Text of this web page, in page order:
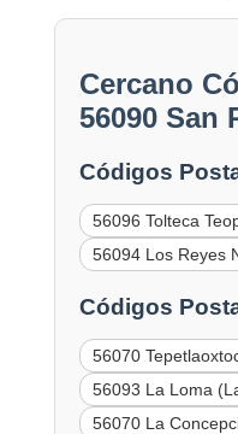
Cercano
56090 San
Códigos
56096 Tolteca
56094 Los Reyes
Códigos
56070
56093 La Loma
56070 La